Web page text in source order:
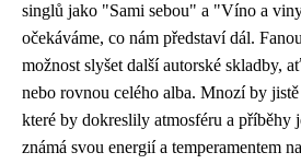
singlů jako "Sami sebou" a "Víno a
očekáváme, co nám představí dál.
možnost slyšet další autorské skladby,
nebo rovnou celého alba. Mnozí by
které by dokreslily atmosféru a příběhy
známá svou energií a temperamentem